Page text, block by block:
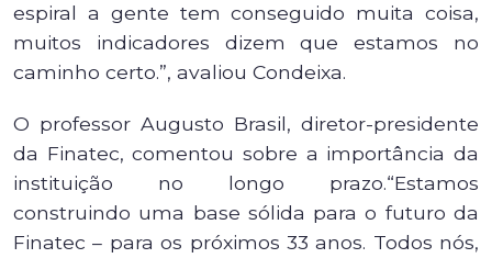
espiral a gente tem conseguido muita coisa,
muitos indicadores dizem que estamos no
caminho certo.”, avaliou Condeixa.
O professor Augusto Brasil, diretor-presidente
da Finatec, comentou sobre a importância da
instituição no longo prazo.“Estamos
construindo uma base sólida para o futuro da
Finatec – para os próximos 33 anos. Todos nós,